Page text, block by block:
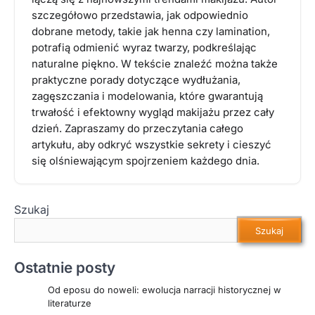
szczegółowo przedstawia, jak odpowiednio
dobrane metody, takie jak henna czy lamination,
potrafią odmienić wyraz twarzy, podkreślając
naturalne piękno. W tekście znaleźć można także
praktyczne porady dotyczące wydłużania,
zagęszczania i modelowania, które gwarantują
trwałość i efektowny wygląd makijażu przez cały
dzień. Zapraszamy do przeczytania całego
artykułu, aby odkryć wszystkie sekrety i cieszyć
się olśniewającym spojrzeniem każdego dnia.
Szukaj
Szukaj
Ostatnie posty
Od eposu do noweli: ewolucja narracji historycznej w
literaturze